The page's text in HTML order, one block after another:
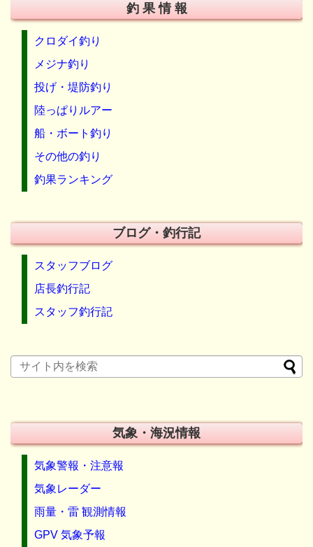
釣 果 情 報
クロダイ釣り
メジナ釣り
投げ・堤防釣り
陸っぱりルアー
船・ボート釣り
その他の釣り
釣果ランキング
ブログ・釣行記
スタッフブログ
店長釣行記
スタッフ釣行記
気象・海況情報
気象警報・注意報
気象レーダー
雨量・雷 観測情報
GPV 気象予報